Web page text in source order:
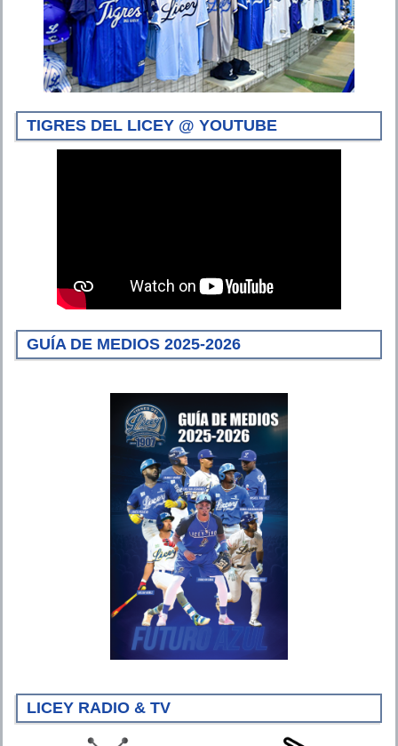
TIGRES DEL LICEY @ YOUTUBE
GUÍA DE MEDIOS 2025-2026
LICEY RADIO & TV